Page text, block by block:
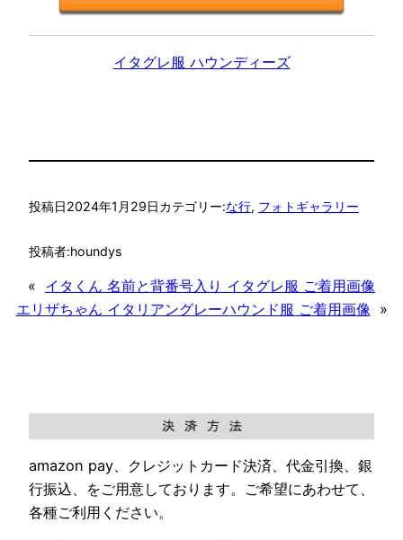
イタグレ服 ハウンディーズ
投稿日2024年1月29日カテゴリー:な行, フォトギャラリー
投稿者:houndys
« イタくん 名前と背番号入り イタグレ服 ご着用画像
エリザちゃん イタリアングレーハウンド服 ご着用画像 »
amazon pay、クレジットカード決済、代金引換、銀
行振込、をご用意しております。ご希望にあわせて、
各種ご利用ください。